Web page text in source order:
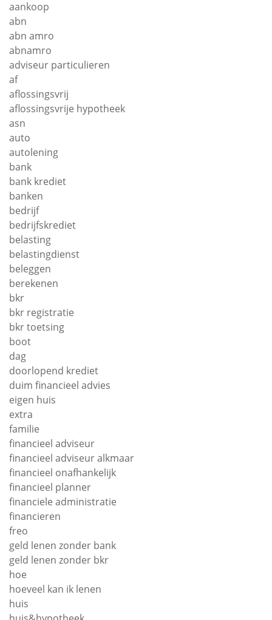
aankoop
abn
abn amro
abnamro
adviseur particulieren
af
aflossingsvrij
aflossingsvrije hypotheek
asn
auto
autolening
bank
bank krediet
banken
bedrijf
bedrijfskrediet
belasting
belastingdienst
beleggen
berekenen
bkr
bkr registratie
bkr toetsing
boot
dag
doorlopend krediet
duim financieel advies
eigen huis
extra
familie
financieel adviseur
financieel adviseur alkmaar
financieel onafhankelijk
financieel planner
financiele administratie
financieren
freo
geld lenen zonder bank
geld lenen zonder bkr
hoe
hoeveel kan ik lenen
huis